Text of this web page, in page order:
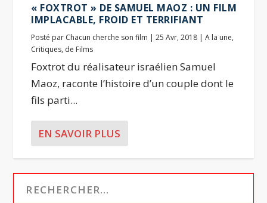
« FOXTROT » DE SAMUEL MAOZ : UN FILM
IMPLACABLE, FROID ET TERRIFIANT
Posté par Chacun cherche son film |25 Avr, 2018 |A la une,
Critiques, de Films
Foxtrot du réalisateur israélien Samuel
Maoz, raconte l’histoire d’un couple dont le
fils parti...
EN SAVOIR PLUS